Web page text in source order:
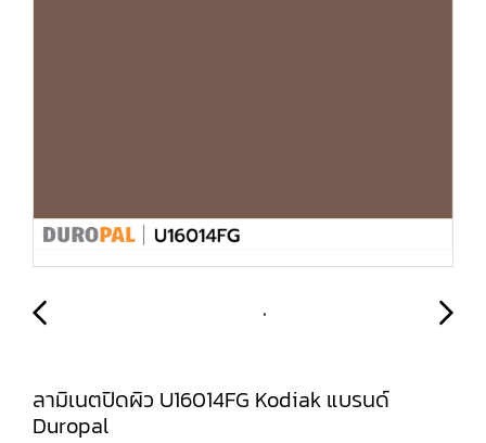
ลามิเนตปิดผิว U16014FG Kodiak แบรนด์
Duropal